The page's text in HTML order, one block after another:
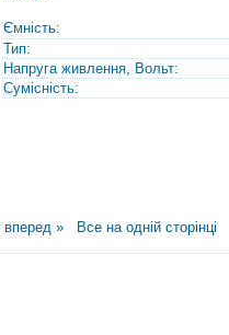
Ємність:
Тип:
Напруга живлення, Вольт:
Сумісність:
вперед » Все на одній сторінці